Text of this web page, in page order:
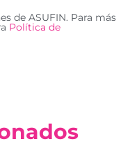
de ASUFIN. Para más
Política de